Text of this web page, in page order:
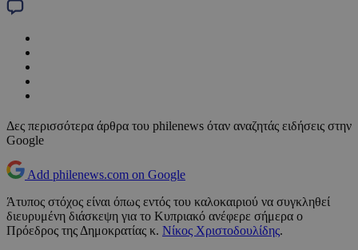
Δες περισσότερα άρθρα του philenews όταν αναζητάς ειδήσεις στην
Google
Add philenews.com on Google
Άτυπος στόχος είναι όπως εντός του καλοκαιριού να συγκληθεί
διευρυμένη διάσκεψη για το Κυπριακό ανέφερε σήμερα ο
Πρόεδρος της Δημοκρατίας κ. Νίκος Χριστοδουλίδης.